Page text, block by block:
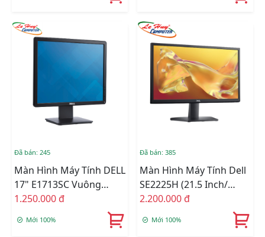
Đã bán: 245
Màn Hình Máy Tính DELL
17" E1713SC Vuông
Renew
1.250.000 đ
Mới 100%
Đã bán: 385
Màn Hình Máy Tính Dell
SE2225H (21.5 Inch/
1920 X 1080/ 250 Cd/m2/
2.200.000 đ
Mới 100%